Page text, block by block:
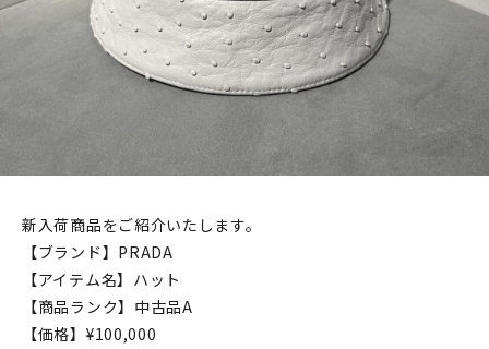
新入荷商品をご紹介いたします。
【ブランド】PRADA
【アイテム名】ハット
【商品ランク】中古品A
【価格】¥100,000